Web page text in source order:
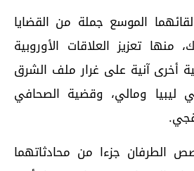
الموسع جملة من القضايا
منها تعزيز العلاقات الأوروبية
أخرى آنية على غرار ملف الشرق
ليبيا ومالي، وقضية الصحافي
الطرفان جزءا من محادثاتهما